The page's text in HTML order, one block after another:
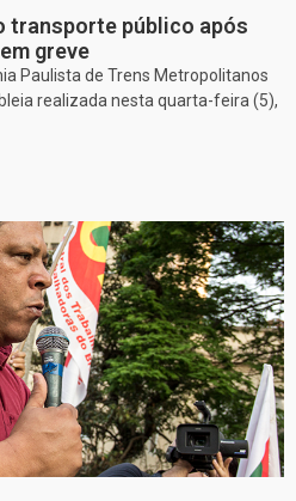
transporte público após
greve
Paulista de Trens Metropolitanos
realizada nesta quarta-feira (5),